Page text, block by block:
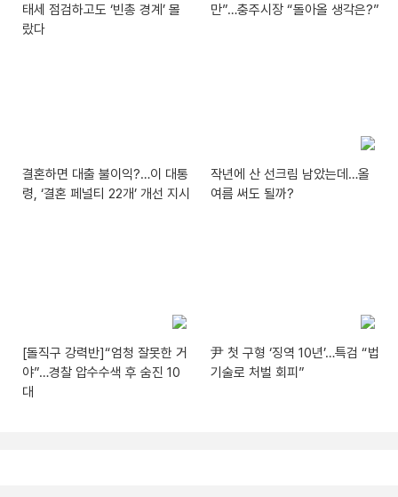
태세 점검하고도 ‘빈총 경계’ 몰
랐다
만”…충주시장 “돌아올 생각은?”
결혼하면 대출 불이익?…이 대통
령, ‘결혼 페널티 22개’ 개선 지시
작년에 산 선크림 남았는데…올
여름 써도 될까?
[돌직구 강력반]“엄청 잘못한 거
야”…경찰 압수수색 후 숨진 10
대
尹 첫 구형 ‘징역 10년’…특검 “법
기술로 처벌 회피”